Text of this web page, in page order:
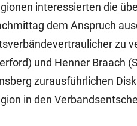
interessierten die
dem Anspruch
zu
und Henner Braach
zurausführlichen
in den